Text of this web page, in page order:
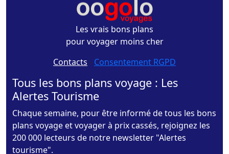
Les vrais bons plans
pour voyager moins cher
Contacts - Consentement RGPD
Tous les bons plans voyage : Les
Alertes Tourisme
Chaque semaine, pour être informé de tous les bons
plans voyage et voyager à prix cassés, rejoignez les
200 000 lecteurs de notre newsletter "Alertes
tourisme".